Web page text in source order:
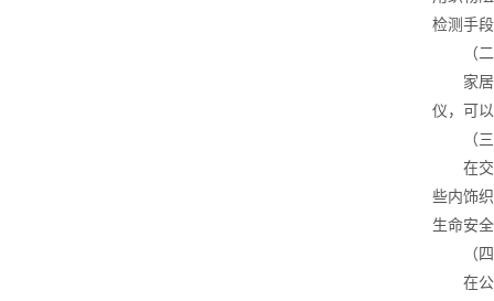
检测手
（二
家居用
仪，可
（三
在交通
些内饰
生命安
（四
在公共